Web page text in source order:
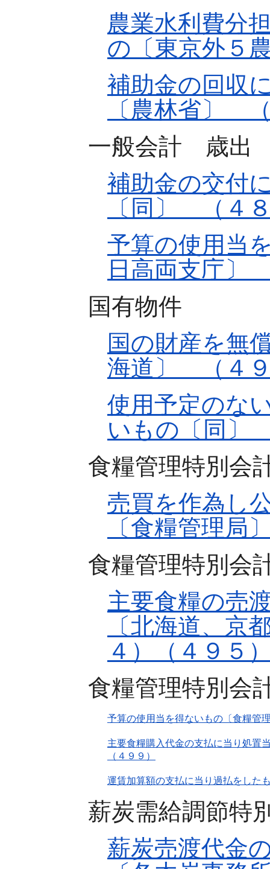
農業水利費分
の〔東京外５
補助金の回収
〔農林省〕
一般会計 歳出
補助金の交付
〔同〕 （４
予算の使用当
日高両支庁〕
国有物件
国の財産を無
海道〕 （４
使用予定のな
いもの〔同〕
食糧管理特別
売買を作為し
〔食糧管理局
食糧管理特別
主要食糧の売
〔北海道、
４）（４９５
食糧管理特別会
予算の使用当を得ないもの〔食糧管
主要食糧購入代金の支払に当り処置
（４９９）
運賃加算額の支払に当り過払をした
薪炭需給調節
薪炭売渡代金